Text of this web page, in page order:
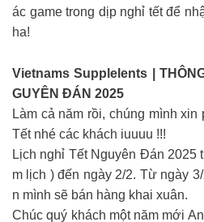
ác game trong dịp nghỉ tết để
ha!
Vietnams Supplelents |
GUYÊN ĐÁN 2025
Làm cả năm rồi, chúng mình
Tết nhé các khách iuuuu !!!
Lịch nghỉ Tết Nguyên Đán 2025
m lịch ) đến ngày 2/2. Từ ngày
n mình sẽ bán hàng khai xuân.
Chúc quý khách một năm mới